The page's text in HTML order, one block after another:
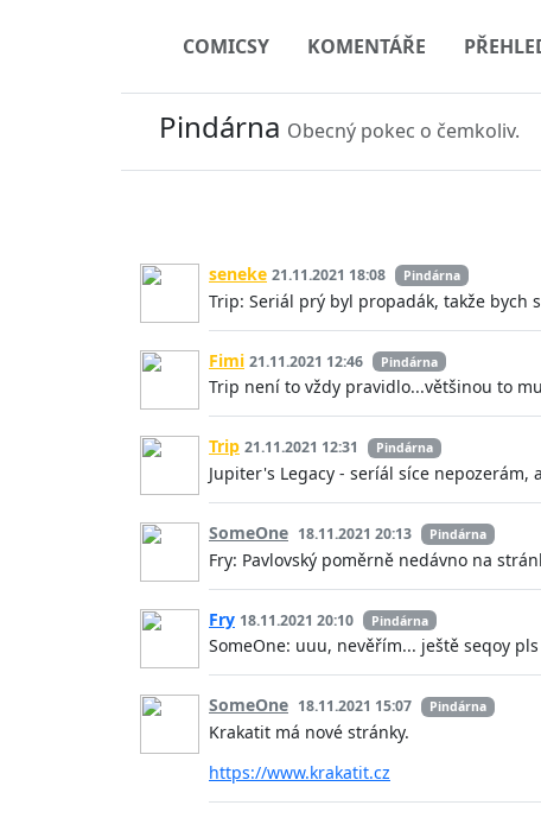
COMICSY KOMENTÁŘE
Pindárna Obecný pokec o čemkoliv.
seneke 21.11.2021 18:08 Pindárna
Trip: Seriál prý byl propadák, takže bych
Fimi 21.11.2021 12:46 Pindárna
Trip není to vždy pravidlo...většinou to
Trip 21.11.2021 12:31 Pindárna
Jupiter's Legacy - seríál síce nepozerám,
SomeOne 18.11.2021 20:13 Pindárna
Fry: Pavlovský poměrně nedávno na
Fry 18.11.2021 20:10 Pindárna
SomeOne: uuu, nevěřím... ještě seqoy pls
SomeOne 18.11.2021 15:07 Pindárna
Krakatit má nové stránky.
https://www.krakatit.cz